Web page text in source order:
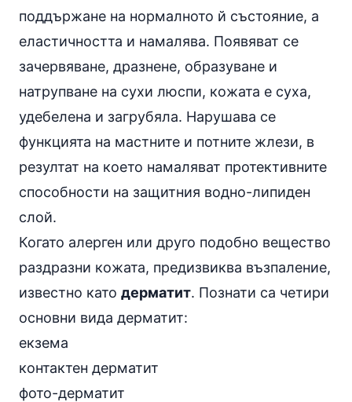
поддържане на нормалното й състояние, а
еластичността и намалява. Появяват се
зачервяване, дразнене, образуване и
натрупване на сухи люспи, кожата е суха,
удебелена и загрубяла. Нарушава се
функцията на мастните и потните жлези, в
резултат на което намаляват протективните
способности на защитния водно-липиден
слой.
Когато алерген или друго подобно вещество
раздразни кожата, предизвиква възпаление,
известно като дерматит. Познати са четири
основни вида дерматит:
екзема
контактен дерматит
фото-дерматит